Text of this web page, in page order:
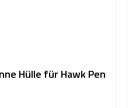
Hülle für Hawk Pen